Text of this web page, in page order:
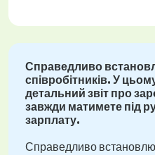
Справедливо
співробітників. У
детальний звіт про
завжди матимете під
зарплату.
Справедливо